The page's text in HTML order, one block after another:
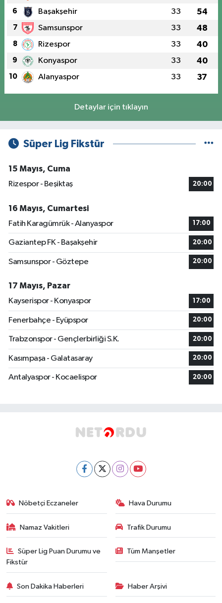
6 Başakşehir 33 54
7 Samsunspor 33 48
8 Rizespor 33 40
9 Konyaspor 33 40
10 Alanyaspor 33 37
Detaylar için tıklayın
Süper Lig Fikstür
15 Mayıs, Cuma
Rizespor - Beşiktaş
20:00
16 Mayıs, Cumartesi
Fatih Karagümrük - Alanyaspor
17:00
Gaziantep FK - Başakşehir 20:00
Samsunspor - Göztepe 20:00
17 Mayıs, Pazar
Kayserispor - Konyaspor
17:00
Fenerbahçe - Eyüpspor 20:00
Trabzonspor - Gençlerbirliği S.K. 20:00
Kasımpaşa - Galatasaray 20:00
Antalyaspor - Kocaelispor 20:00
Nöbetçi Eczaneler Hava Durumu
Namaz Vakitleri Trafik Durumu
Süper Lig Puan Durumu ve
Fikstür
Tüm Manşetler
Son Dakika Haberleri Haber Arşivi